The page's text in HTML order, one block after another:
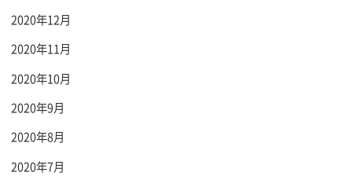
2020年12月
2020年11月
2020年10月
2020年9月
2020年8月
2020年7月